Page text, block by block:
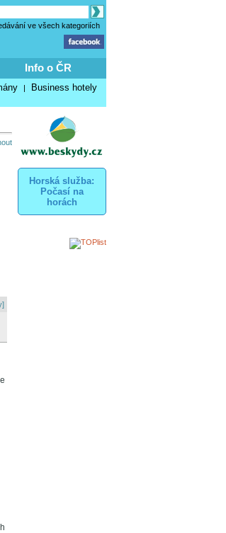
ve všech kategoriích
Info o ČR
| Business hotely
Horská služba:
Počasí na
horách